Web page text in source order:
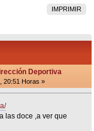
IMPRIMIR
Deportiva
20:51 Horas »
las doce ,a ver que